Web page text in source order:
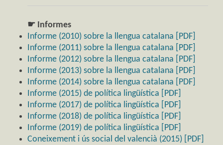
☛ Informes
Informe (2010) sobre la llengua catalana [PDF]
Informe (2011) sobre la llengua catalana [PDF]
Informe (2012) sobre la llengua catalana [PDF]
Informe (2013) sobre la llengua catalana [PDF]
Informe (2014) sobre la llengua catalana [PDF]
Informe (2015) de política lingüística [PDF]
Informe (2017) de política lingüística [PDF]
Informe (2018) de política lingüística [PDF]
Informe (2019) de política lingüística [PDF]
Coneixement i ús social del valencià (2015) [PDF]